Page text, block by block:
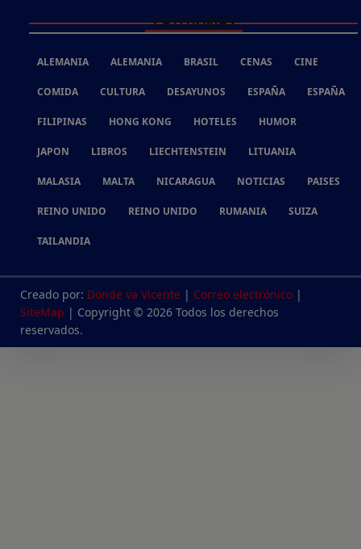
CATEGORÍAS
ALEMANIA ALEMANIA BRASIL CENAS CINE
COMIDA CULTURA DESAYUNOS ESPAÑA ESPAÑA
FILIPINAS HONG KONG HOTELES HUMOR
JAPON LIBROS LIECHTENSTEIN LITUANIA
MALASIA MALTA NICARAGUA NOTICIAS PAISES
REINO UNIDO REINO UNIDO RUMANIA SUIZA
TAILANDIA
Creado por: Donde va Vicente | Correo electrónico |
SiteMap | Copyright © 2026 Todos los derechos
reservados.